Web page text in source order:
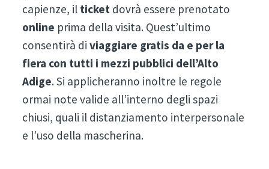
capienze, il ticket dovrà essere prenotato
online prima della visita. Quest’ultimo
consentirà diviaggiare gratis da e per la
fiera con tutti i mezzi pubblici dell’Alto
Adige. Si applicheranno inoltre le regole
ormai note valide all’interno degli spazi
chiusi, quali il distanziamento interpersonale
e l’uso della mascherina.